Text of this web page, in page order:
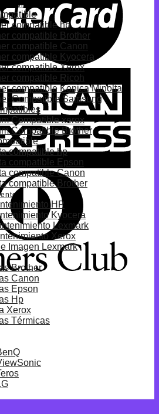
compatible hp
compatible Brother
compatible Canon
compatible Kyocera
compatible Xerox
compatible Ricoh
compatible Konica Minolta
Compatible Samsung
Compatible xerox
Compatible Brother
compatible hp
compatible Epson
compatible Canon
compatible Brother
HP
Kyocera
Lexmark
Xerox
Imagen Lexmark
Brother
Canon
Epson
Hp
Xerox
Térmicas